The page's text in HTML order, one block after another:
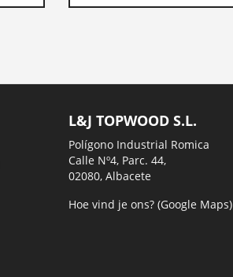
L&J TOPWOOD S.L.
Polígono Industrial Romica
Calle Nº4, Parc. 44,
02080, Albacete
Hoe vind je ons? (Google Maps)